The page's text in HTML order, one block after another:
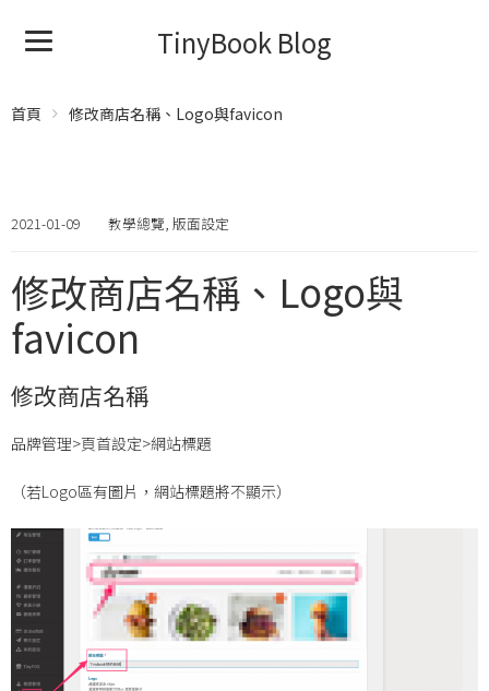
TinyBook Blog
首頁 修改商店名稱、Logo與favicon
2021-01-09 教學總覽, 版面設定
修改商店名稱、Logo與
favicon
修改商店名稱
品牌管理>頁首設定>網站標題
（若Logo區有圖片，網站標題將不顯示）